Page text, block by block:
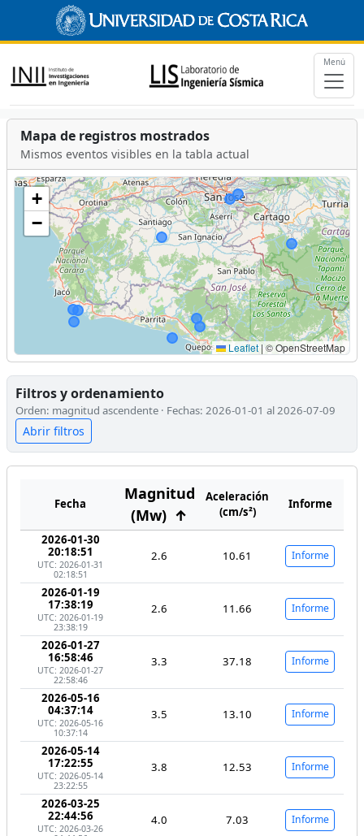
Menú
Mapa de registros mostrados
Mismos eventos visibles en la tabla actual
+
−
Leaflet | © OpenStreetMap
Filtros y ordenamiento
Orden: magnitud ascendente · Fechas: 2026-01-01 al 2026-07-09
Abrir filtros
Fecha
Magnitud
(Mw) ↑
Aceleración
(cm/s²)
Informe
2026-01-30
20:18:51
UTC: 2026-01-31
02:18:51
2.6 10.61 Informe
2026-01-19
17:38:19
UTC: 2026-01-19
23:38:19
2.6 11.66 Informe
2026-01-27
16:58:46
UTC: 2026-01-27
22:58:46
3.3 37.18 Informe
2026-05-16
04:37:14
UTC: 2026-05-16
10:37:14
3.5 13.10 Informe
2026-05-14
17:22:55
UTC: 2026-05-14
23:22:55
3.8 12.53 Informe
2026-03-25
22:44:56
UTC: 2026-03-26
4.0 7.03 Informe